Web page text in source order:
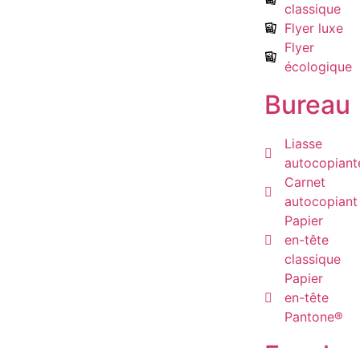
classique
Flyer luxe
Flyer
écologique
Bureau
Liasse
Carnet
autocopiant
Papier
en-tête
classique
Papier
en-tête
Pantone®